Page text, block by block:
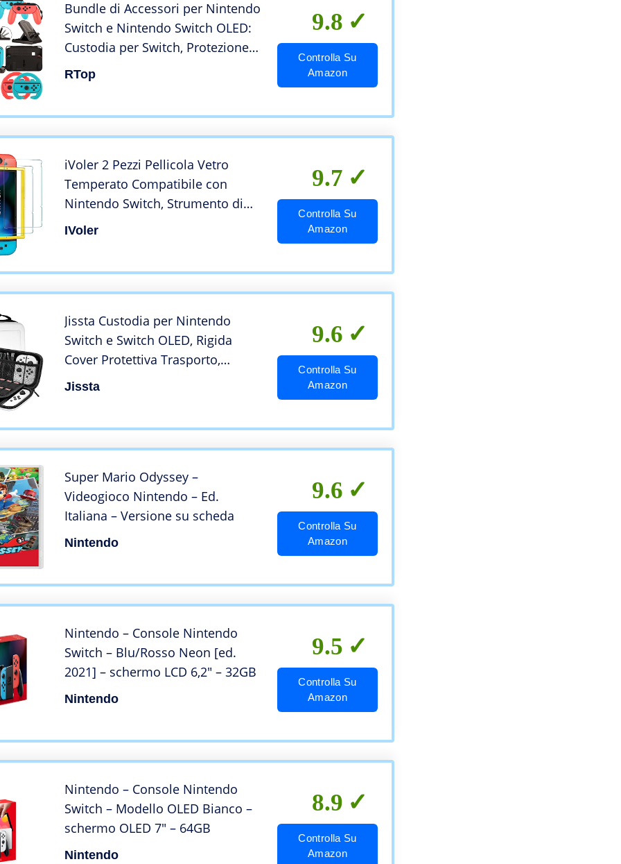
Bundle di Accessori per Nintendo
Switch e Nintendo Switch OLED:
Custodia per Switch, Protezione
per lo Schermo, Volanti,
Impugnature per Joycon, Dock di
RTop
9.8
Controlla Su
Amazon
iVoler 2 Pezzi Pellicola Vetro
Temperato Compatibile con
Nintendo Switch, Strumento di
Installazione Incluso, anti-luce blu
IVoler
9.7
Controlla Su
Amazon
Jissta Custodia per Nintendo
Switch e Switch OLED, Rigida
Cover Protettiva Trasporto,
Custodia per Nintendo Switch
Jissta
9.6
Controlla Su
Amazon
Super Mario Odyssey –
Videogioco Nintendo – Ed.
Italiana – Versione su scheda
Nintendo
9.6
Controlla Su
Amazon
Nintendo – Console Nintendo
Switch – Blu/Rosso Neon [ed.
2021] – schermo LCD 6,2″ – 32GB
Nintendo
9.5
Controlla Su
Amazon
Nintendo – Console Nintendo
Switch – Modello OLED Bianco –
schermo OLED 7″ – 64GB
Nintendo
8.9
Controlla Su
Amazon